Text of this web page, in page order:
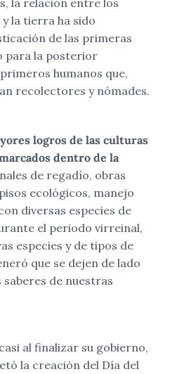
la tierra ha sido
de las primeras
para la posterior
humanos que,
recolectores y nómades.
logros de las culturas
dentro de la
de regadío, obras
ecológicos, manejo
diversas especies de
el periodo virreinal,
especies y de tipos de
que se dejen de lado
de nuestras
al finalizar su gobierno,
la creación del Día del